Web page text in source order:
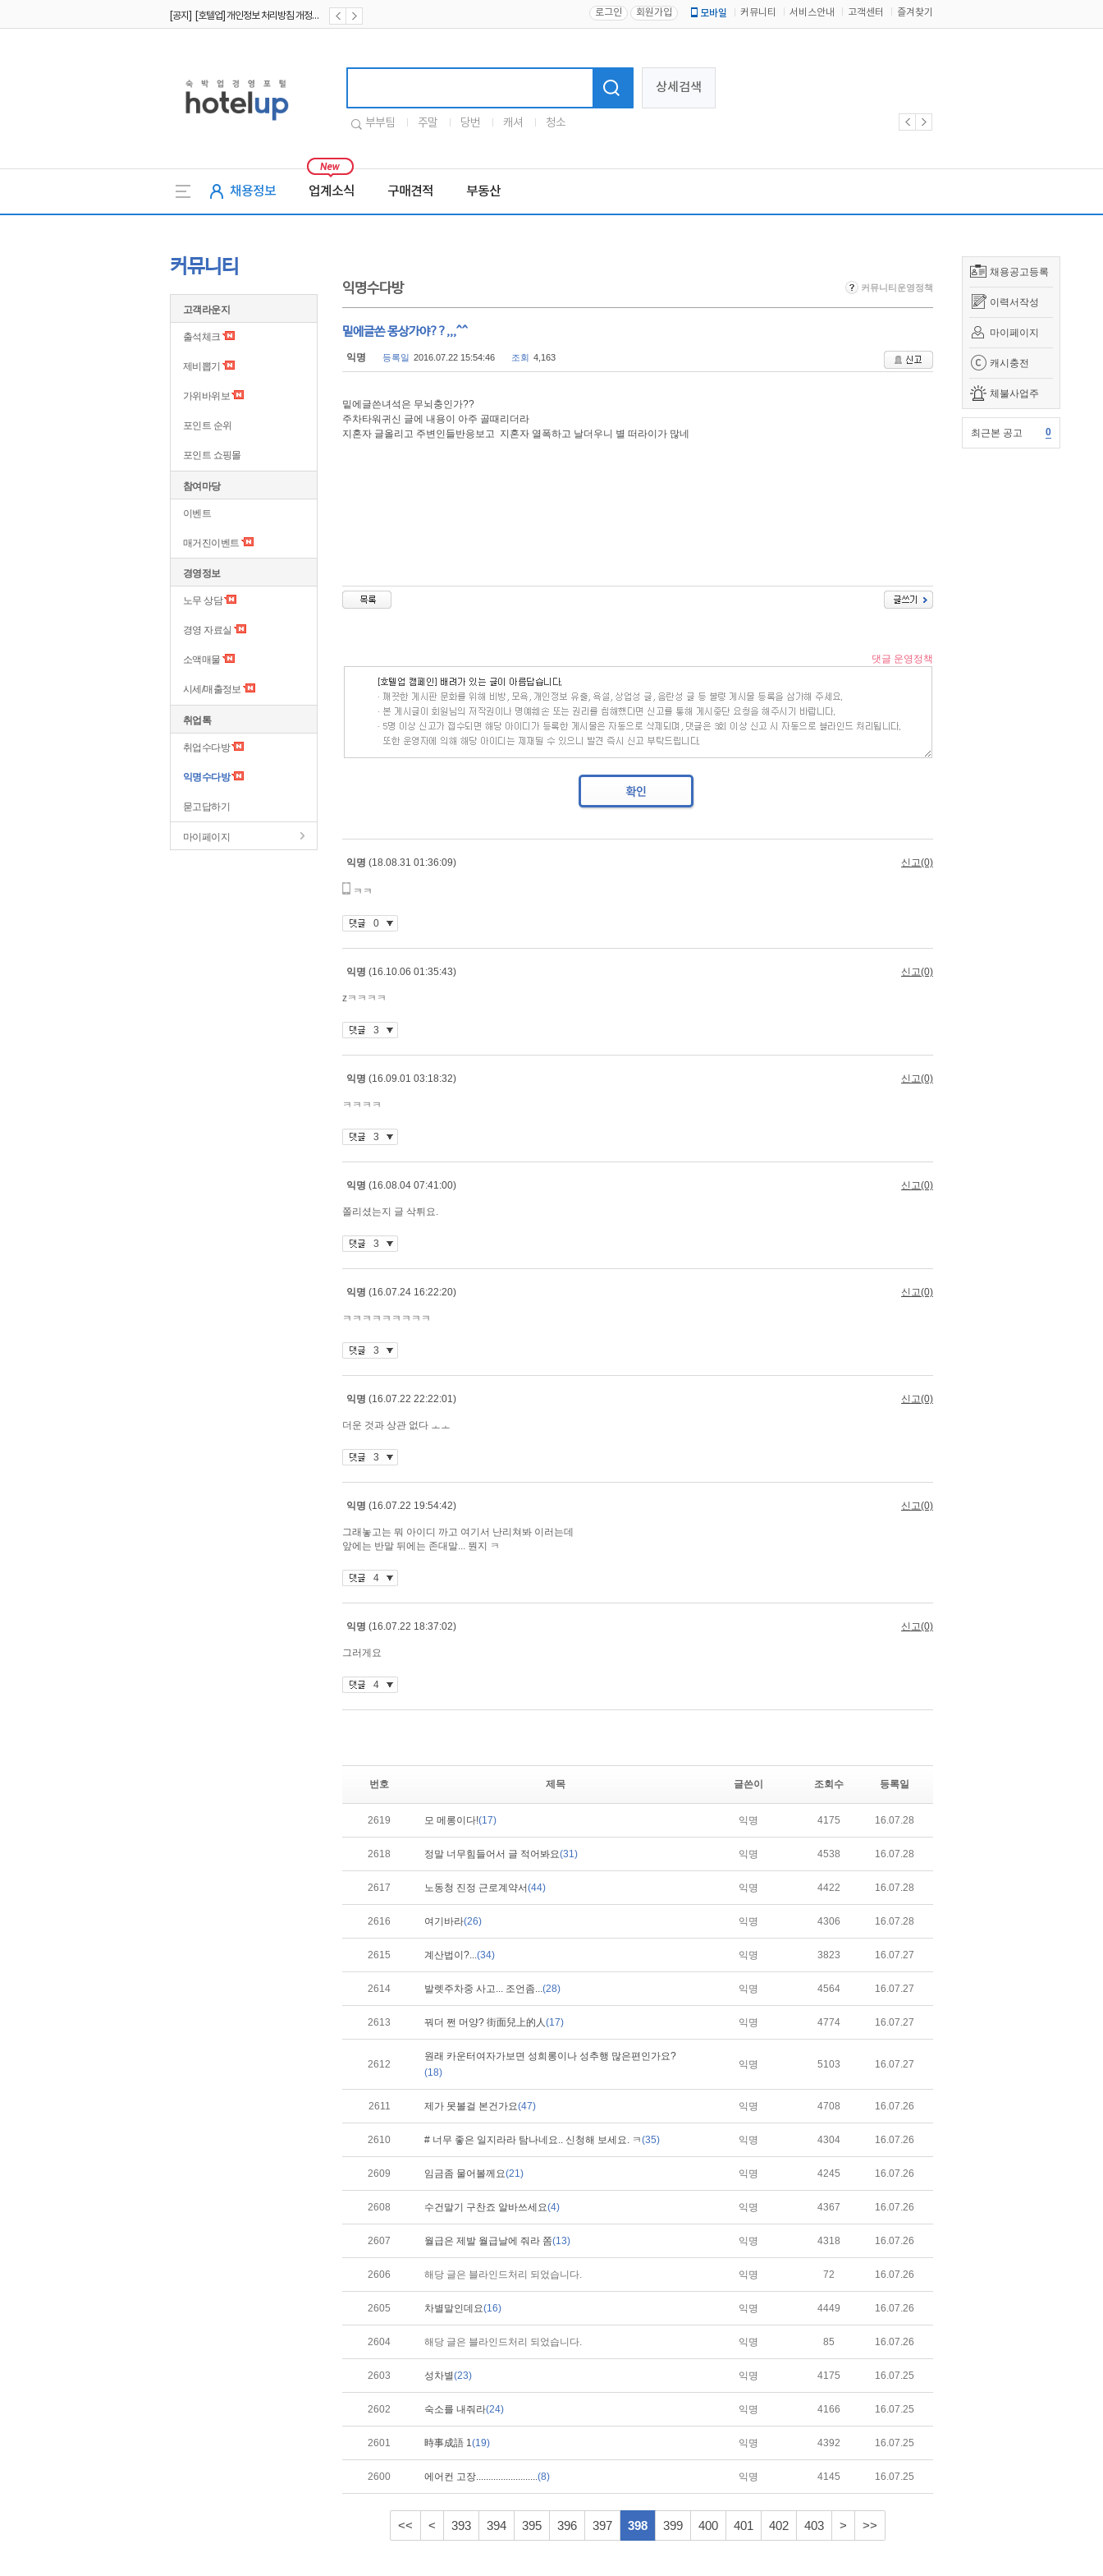
[공지] [호텔업] 개인정보 처리방침 개정본1 (19.09.02) 로그인 회원가입 모바일 커뮤니티 서비스안내 고객센터 즐겨찾기
상세검색
부부팀 주말 당번 캐셔 청소
채용정보 업계소식 구매견적 부동산
채용공고등록
이력서작성
마이페이지
캐시충전
체불사업주
최근본 공고 0
커뮤니티
고객라운지
출석체크
제비뽑기
가위바위보
포인트 순위
포인트 쇼핑몰
참여마당
이벤트
매거진이벤트
경영정보
노무 상담
경영 자료실
소액매물
시세/매출정보
취업톡
취업수다방
익명수다방
묻고답하기
마이페이지
익명수다방 커뮤니티운영정책
밑에글쓴 몽상가야??,,,^^
익명 등록일 2016.07.22 15:54:46 조회 4,163
밑에글쓴녀석은 무뇌충인가??
주차타워귀신 글에 내용이 아주 골때리더라
지혼자 글올리고 주변인들반응보고 지혼자 열폭하고 날더우니 별 떠라이가 많네
번호 제목 글쓴이 조회수 등록일
2619 모 메롱이다!(17) 익명 4175 16.07.28
2618 정말 너무힘들어서 글 적어봐요(31) 익명 4538 16.07.28
2617 노동청 진정 근로계약서(44) 익명 4422 16.07.28
2616 여기바라(26) 익명 4306 16.07.28
2615 계산법이?...(34) 익명 3823 16.07.27
2614 발렛주차중 사고... 조언좀...(28) 익명 4564 16.07.27
2613 꿔더 쩐 머양? 街面兒上的人(17) 익명 4774 16.07.27
2612
원래 카운터여자가보면 성희롱이나 성추행 많은편인가요?
(18)
익명 5103 16.07.27
2611 제가 못볼걸 본건가요(47) 익명 4708 16.07.26
2610 # 너무 좋은 일지라라 탐나네요.. 신청해 보세요. ㅋ(35) 익명 4304 16.07.26
2609 임금좀 물어볼께요(21) 익명 4245 16.07.26
2608 수건말기 구찬죠 알바쓰세요(4) 익명 4367 16.07.26
2607 월급은 제발 월급날에 줘라 쫌(13) 익명 4318 16.07.26
2606 해당 글은 블라인드처리 되었습니다. 익명 72 16.07.26
2605 차별말인데요(16) 익명 4449 16.07.26
2604 해당 글은 블라인드처리 되었습니다. 익명 85 16.07.26
2603 성차별(23) 익명 4175 16.07.25
2602 숙소를 내줘라(24) 익명 4166 16.07.25
2601 時事成語 1(19) 익명 4392 16.07.25
2600 에어컨 고장.........................(8) 익명 4145 16.07.25
<< < 393 394 395 396 397 398 399 400 401 402 403 > >>